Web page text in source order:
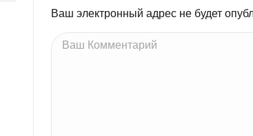
Ваш электронный адрес не будет
Ваш Комментарий